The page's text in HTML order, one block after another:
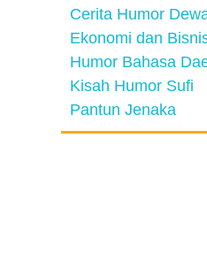
Cerita Humor
Ekonomi dan
Humor Bahasa
Kisah Humor Sufi
Pantun Jenaka